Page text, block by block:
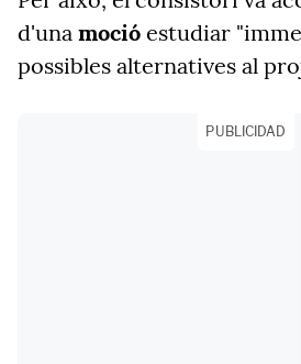
d'una moció estudiar
possibles alternatives al
PUBLICIDAD